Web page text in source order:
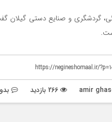
https://negineshomaal.ir/
amir